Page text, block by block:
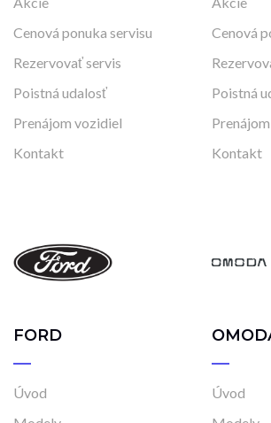
Cenová ponuka servisu
Rezervovať servis
Poistná udalosť
Prenájom vozidiel
Kontakt
Cenová
Poistná
Kontakt
FORD
Úvod
Úvod